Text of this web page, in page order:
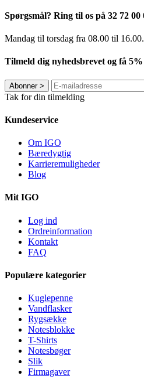
Spørgsmål? Ring til os på 32 72 00
Mandag til torsdag fra 08.00 til
Tilmeld dig nyhedsbrevet og få
Abonner>
Tak for din tilmelding
Kundeservice
Om IGO
Bæredygtig
Karrieremuligheder
Blog
Mit IGO
Log ind
Ordreinformation
Kontakt
FAQ
Populære kategorier
Kuglepenne
Vandflasker
Rygsække
Notesblokke
T-Shirts
Notesbøger
Slik
Firmagaver